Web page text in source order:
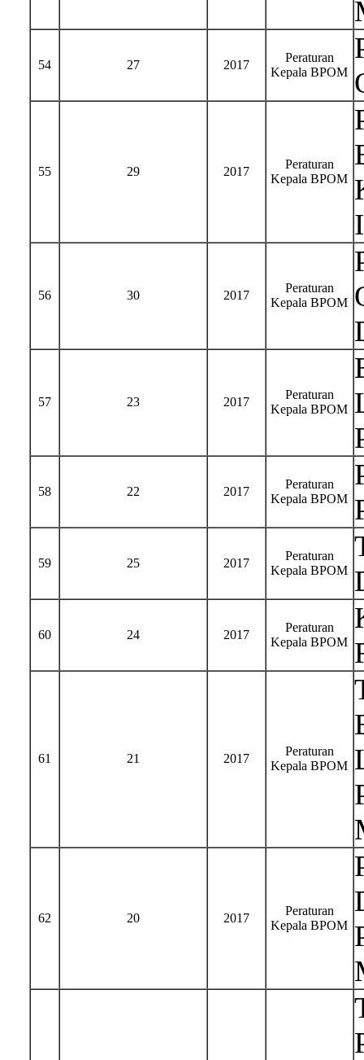
54 27 2017
Peraturan
Kepala BPOM
55 29 2017
Peraturan
Kepala BPOM
56 30 2017
Peraturan
Kepala BPOM
57 23 2017
Peraturan
Kepala BPOM
58 22 2017
Peraturan
Kepala BPOM
59 25 2017
Peraturan
Kepala BPOM
60 24 2017
Peraturan
Kepala BPOM
61 21 2017
Peraturan
Kepala BPOM
62 20 2017
Peraturan
Kepala BPOM